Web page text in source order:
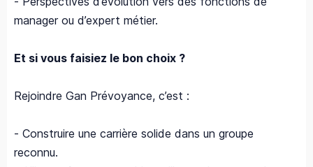
manager ou d’expert métier.
Et si vous faisiez le bon choix ?
Rejoindre Gan Prévoyance, c’est :
- Construire une carrière solide dans un groupe
reconnu.